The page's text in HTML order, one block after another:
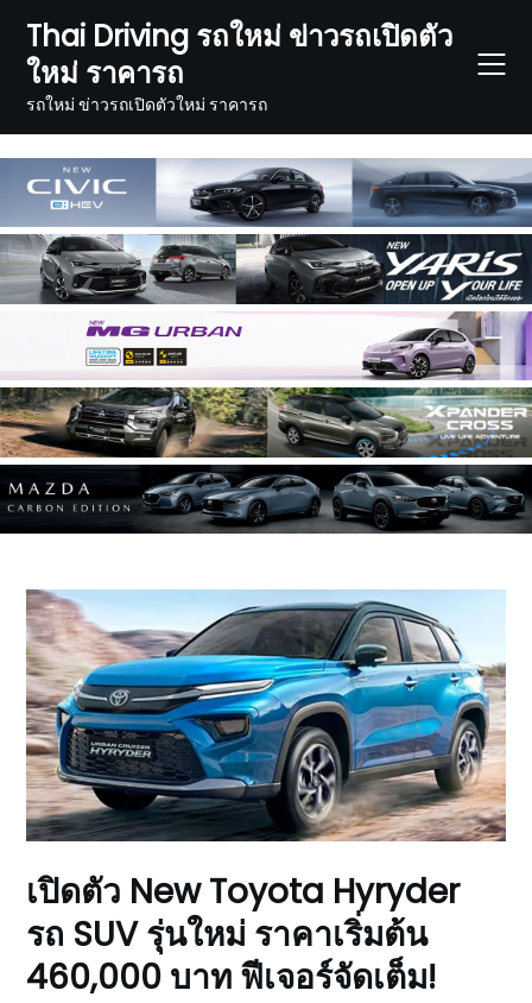
content
Thai Driving รถใหม่ ข่าวรถเปิดตัว
ใหม่ ราคารถ
รถใหม่ ข่าวรถเปิดตัวใหม่ ราคารถ
เปิดตัว New Toyota Hyryder
รถ SUV รุ่นใหม่ ราคาเริ่มต้น
460,000 บาท ฟีเจอร์จัดเต็ม!